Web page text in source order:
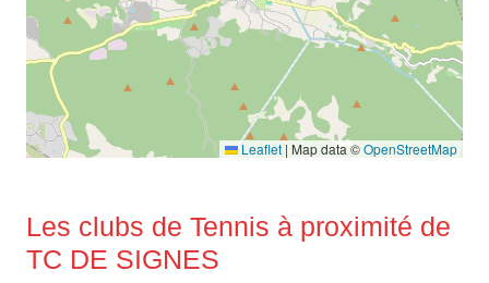
Leaflet | Map data ©OpenStreetMap
Les clubs de Tennis à proximité de
TC DE SIGNES